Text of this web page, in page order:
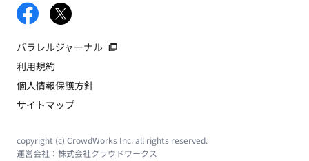
パラレルジャーナル
利用規約
個人情報保護方針
サイトマップ
copyright (c) CrowdWorks Inc. all rights reserved.
運営会社： 株式会社クラウドワークス